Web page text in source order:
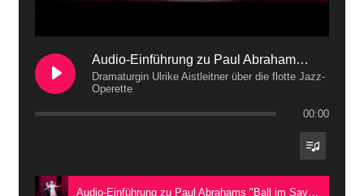
Audio-Einführung zu Paul Abrahams "Ball im Savoy"
Dramaturgin Ulrike Aistleitner über die flotte Jazz-
Operette
00:00